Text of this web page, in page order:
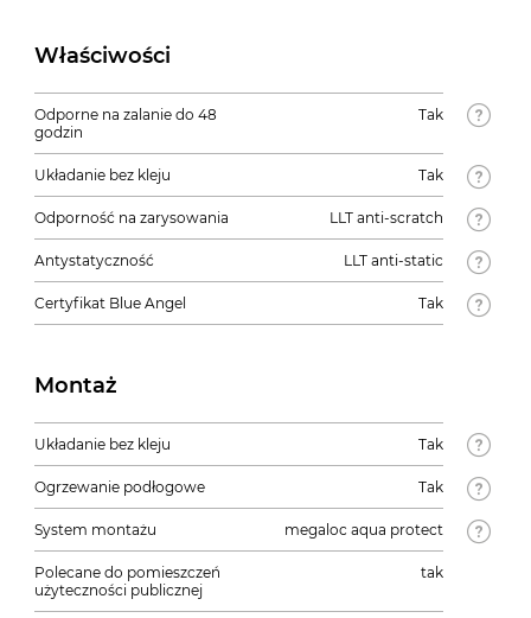
Właściwości
Odporne na zalanie do 48
godzin
Tak
Układanie bez kleju Tak
Odporność na zarysowania LLT anti-scratch
Antystatyczność LLT anti-static
Certyfikat Blue Angel Tak
Montaż
Układanie bez kleju Tak
Ogrzewanie podłogowe Tak
System montażu megaloc aqua protect
Polecane do pomieszczeń
użyteczności publicznej
tak